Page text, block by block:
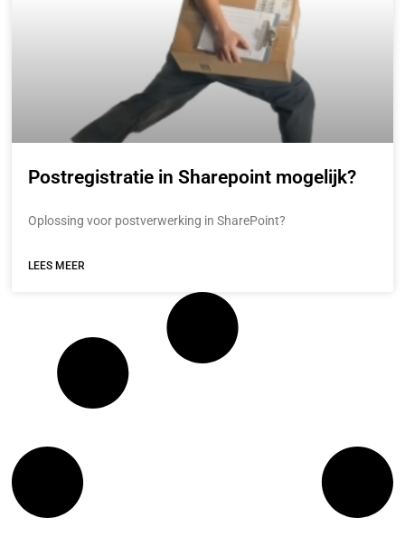
Postregistratie in Sharepoint mogelijk?
Oplossing voor postverwerking in SharePoint?
LEES MEER